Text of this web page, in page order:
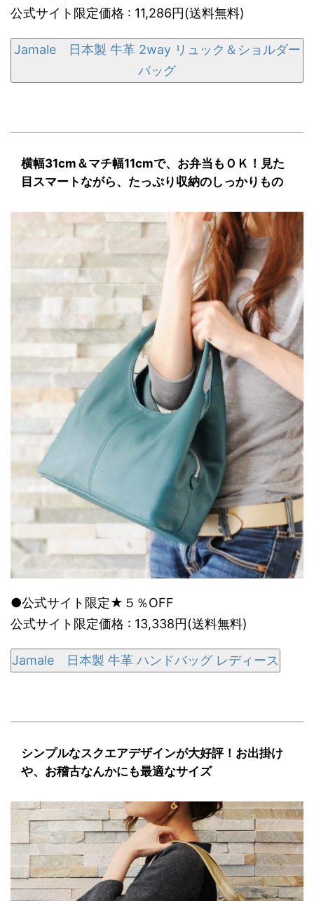
公式サイト限定価格 : 11,286円(送料無料)
Jamale 日本製 牛革 2way リュック＆ショルダー
バッグ
横幅31cm＆マチ幅11cmで、お弁当もＯＫ！見た
目スマートながら、たっぷり収納のしっかりもの
●公式サイト限定★５％OFF
公式サイト限定価格 : 13,338円(送料無料)
Jamale 日本製 牛革 ハンドバッグ レディース
シンプルなスクエアデザインが大好評！お出掛け
や、お稽古なんかにも最適なサイズ